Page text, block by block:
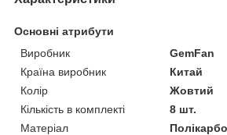
Основні атрибути
Виробник
GemFan
Країна виробник
Китай
Колір
Жовтий
Кількість в комплекті
8 шт.
Матеріал